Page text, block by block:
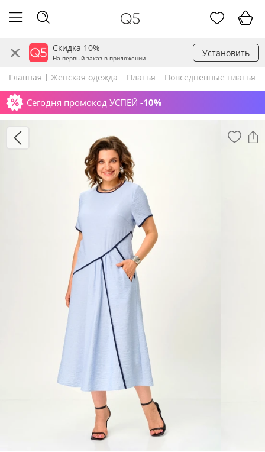
Скидка 10%
На первый заказ в приложении Установить
Главная Женская одежда Платья Повседневные платья
Сегодня промокод УСПЕЙ -10%